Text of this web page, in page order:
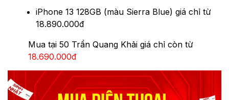
iPhone 13 128GB (màu Sierra Blue) giá chỉ từ
18.890.000đ
Mua tại 50 Trần Quang Khải giá chỉ còn từ
18.690.000đ